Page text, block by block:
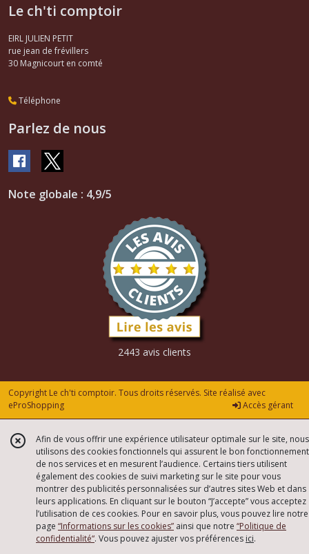
Le ch'ti comptoir
EIRL JULIEN PETIT
rue jean de frévillers
30 Magnicourt en comté
Téléphone
Parlez de nous
Note globale : 4,9/5
2443 avis clients
Copyright Le ch'ti comptoir. Tous droits réservés. Site réalisé avec
eProShopping
Accès gérant
Afin de vous offrir une expérience utilisateur optimale sur le site, nous
utilisons des cookies fonctionnels qui assurent le bon fonctionnement
de nos services et en mesurent l’audience. Certains tiers utilisent
également des cookies de suivi marketing sur le site pour vous
montrer des publicités personnalisées sur d’autres sites Web et dans
leurs applications. En cliquant sur le bouton “J’accepte” vous acceptez
l’utilisation de ces cookies. Pour en savoir plus, vous pouvez lire notre
page “Informations sur les cookies” ainsi que notre “Politique de
confidentialité“. Vous pouvez ajuster vos préférences ici.